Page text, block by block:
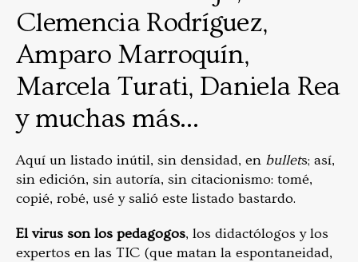
Clemencia Rodríguez,
Amparo Marroquín,
Marcela Turati, Daniela Rea
y muchas más…
Aquí un listado inútil, sin densidad, en bullets; así,
sin edición, sin autoría, sin citacionismo: tomé,
copié, robé, usé y salió este listado bastardo.
El virus son los pedagogos, los didactólogos y los
expertos en las TIC (que matan la espontaneidad,